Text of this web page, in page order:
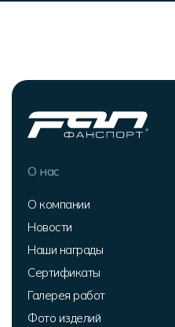
О нас
О компании
Новости
Наши награды
Сертификаты
Галерея работ
Фото изделий